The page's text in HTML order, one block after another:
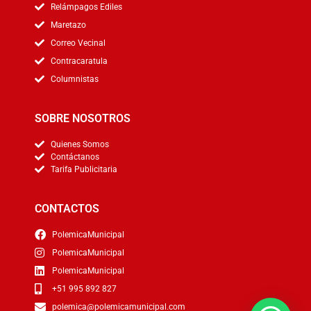
Relámpagos Ediles
Maretazo
Correo Vecinal
Contracaratula
Columnistas
SOBRE NOSOTROS
Quienes Somos
Contáctanos
Tarifa Publicitaria
CONTACTOS
PolemicaMunicipal
PolemicaMunicipal
PolemicaMunicipal
+51 995 892 827
polemica@polemicamunicipal.com